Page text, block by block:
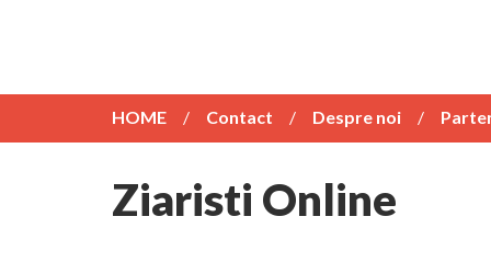
HOME Contact Despre noi
Ziaristi Online